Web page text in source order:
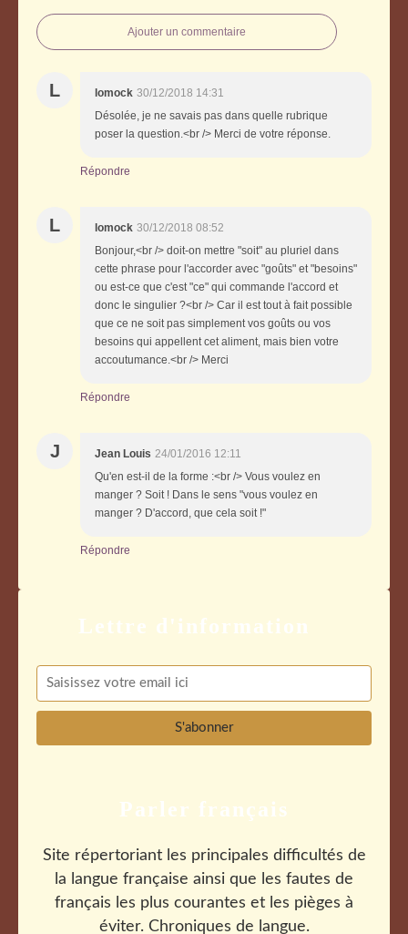
Ajouter un commentaire
L lomock 30/12/2018 14:31
Désolée, je ne savais pas dans quelle rubrique
poser la question.<br /> Merci de votre réponse.
Répondre
L lomock 30/12/2018 08:52
Bonjour,<br /> doit-on mettre "soit" au pluriel dans
cette phrase pour l'accorder avec "goûts" et "besoins"
ou est-ce que c'est "ce" qui commande l'accord et
donc le singulier ?<br /> Car il est tout à fait possible
que ce ne soit pas simplement vos goûts ou vos
besoins qui appellent cet aliment, mais bien votre
accoutumance.<br /> Merci
Répondre
J Jean Louis 24/01/2016 12:11
Qu'en est-il de la forme :<br /> Vous voulez en
manger ? Soit ! Dans le sens "vous voulez en
manger ? D'accord, que cela soit !"
Répondre
Parler français
Site répertoriant les principales difficultés de
la langue française ainsi que les fautes de
français les plus courantes et les pièges à
éviter. Chroniques de langue.